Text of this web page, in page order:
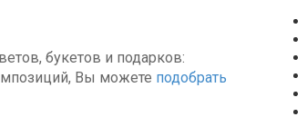
букетов и подарков:
Вы можете подобрать